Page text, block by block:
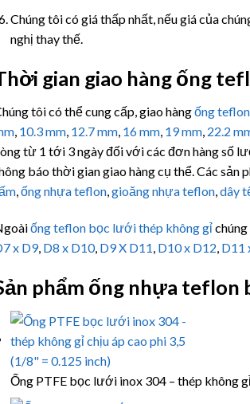
Chúng tôi có giá thấp nhất, nếu giá của
nghị thay thế.
gian giao hàng ống
tôi có thể cung cấp, giao hàngống
, 10.3 mm, 12.7 mm, 16 mm, 19 mm, 22.2
từ 1 tới 3 ngày đối với các đơn hàng số
báo thời gian giao hàng cụ thể. Các sản
,ống nhựa teflon,gioăng nhựa teflon,dây
ống teflon bọc lưới thép không gỉ
x D9, D8 x D10, D9 X D11, D10 x D12, D11
phẩm ống nhựa teflon
Ống PTFE bọc lưới inox 304 – thép không